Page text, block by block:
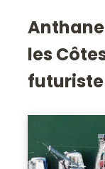
les
futuriste